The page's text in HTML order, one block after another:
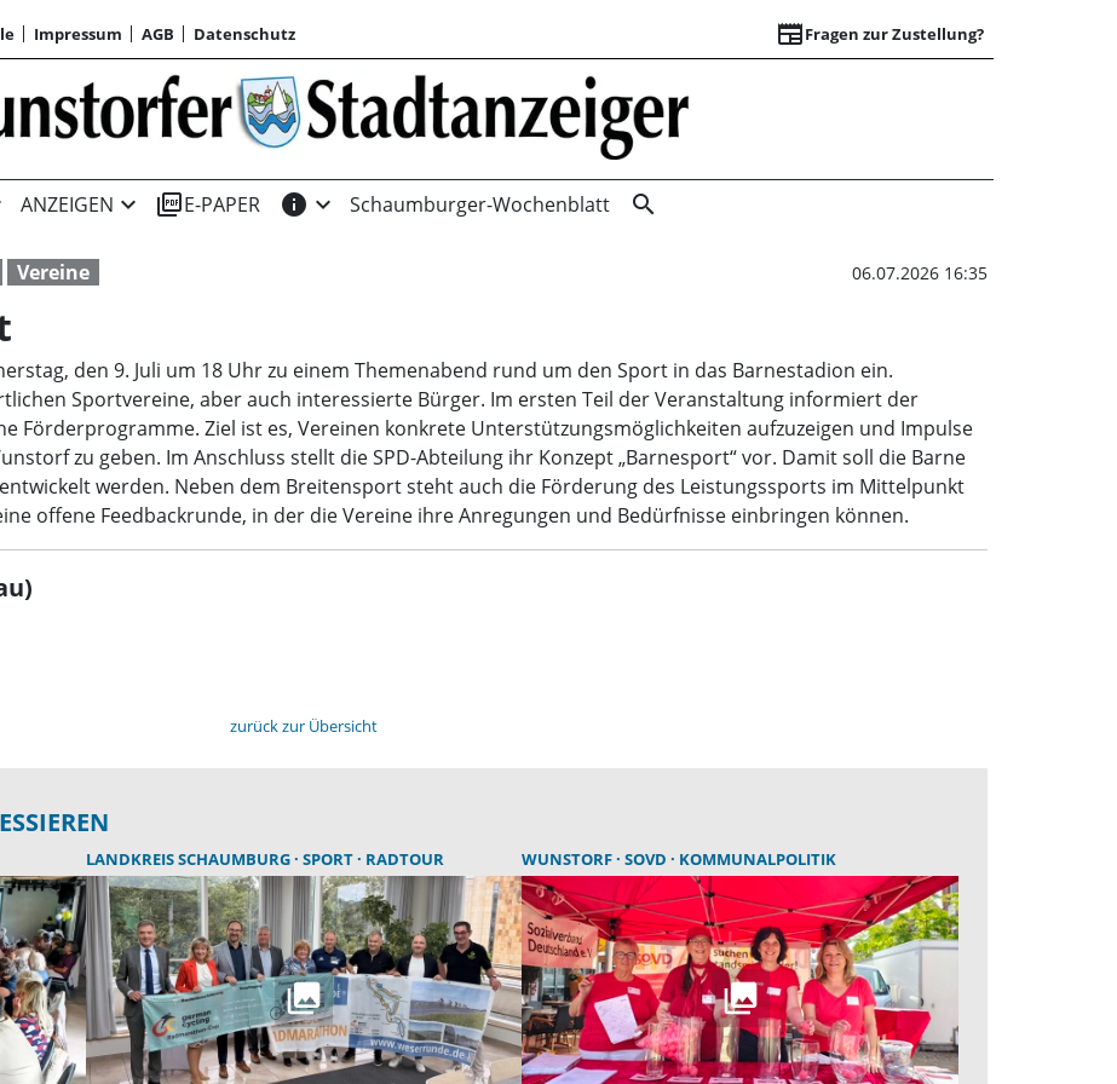
Impressum AGB Datenschutz newspaperFragen zur Zustellung?
Themenabend
ANZEIGEN expand_more picture_as_pdfE-PAPER info expand_more Schaumburger-Wochenblatt search
Vereine 06.07.2026 16:35
den 9. Juli um 18 Uhr zu einem Themenabend rund um den Sport in das Barnestadion ein.
Sportvereine, aber auch interessierte Bürger. Im ersten Teil der Veranstaltung informiert der
Förderprogramme. Ziel ist es, Vereinen konkrete Unterstützungsmöglichkeiten aufzuzeigen und Impulse
zu geben. Im Anschluss stellt die SPD-Abteilung ihr Konzept „Barnesport“ vor. Damit soll die Barne
werden. Neben dem Breitensport steht auch die Förderung des Leistungssports im Mittelpunkt
offene Feedbackrunde, in der die Vereine ihre Anregungen und Bedürfnisse einbringen können.
zurück zur Übersicht
LANDKREIS SCHAUMBURG SPORT RADTOUR WUNSTORF SOVD KOMMUNALPOLITIK